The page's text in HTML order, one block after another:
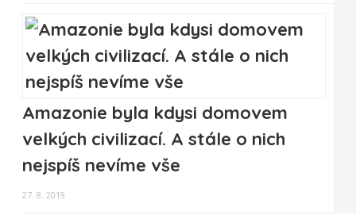
Amazonie byla kdysi domovem
velkých civilizací. A stále o nich
nejspíš nevíme vše
27. 8. 2019